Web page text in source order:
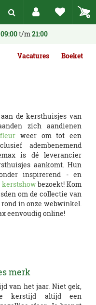
09:00t/m21:00
Vacatures Boeket
de kersthuisjes van
zich aandienen
weer om tot een
adembenemend
is dé leverancier
aankomt. Hun
inspirerend - en
kerstshow bezoekt! Kom
om de collectie van
in onze webwinkel.
eenvoudig online!
merk
van het jaar. Niet gek,
kerstijd altijd een